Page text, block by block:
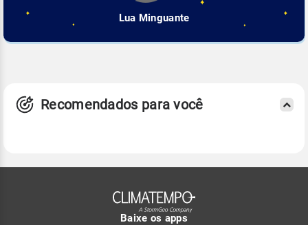
Lua Minguante
Recomendados para você
Baixe os apps